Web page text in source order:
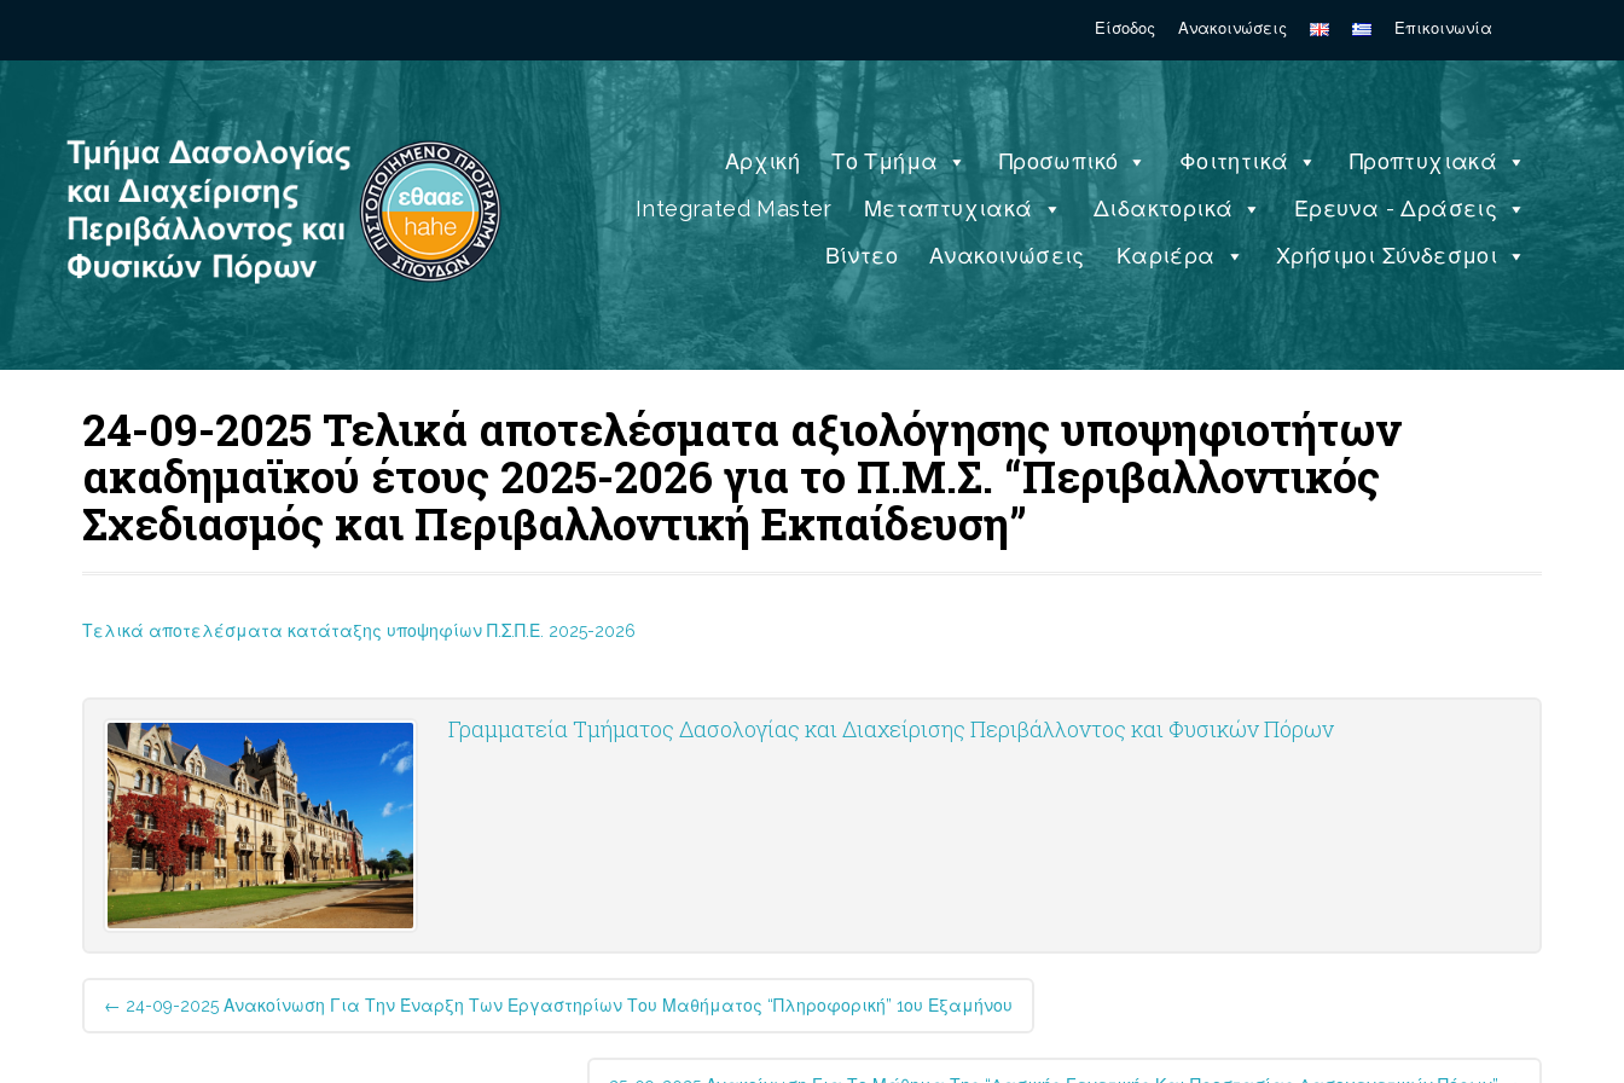
Είσοδος Ανακοινώσεις Επικοινωνία
Αρχική Το Τμήμα Προσωπικό Φοιτητικά
Προπτυχιακά
Integrated Master
Μεταπτυχιακά Διδακτορικά
Έρευνα - Δράσεις
Βίντεο
Ανακοινώσεις Καριέρα Χρήσιμοι Σύνδεσμοι
24-09-2025 Τελικά αποτελέσματα αξιολόγησης υποψηφιοτήτων
ακαδημαϊκού έτους 2025-2026 για το Π.Μ.Σ. “Περιβαλλοντικός
Σχεδιασμός και Περιβαλλοντική Εκπαίδευση”
Τελικά αποτελέσματα κατάταξης υποψηφίων Π.Σ.Π.Ε. 2025-2026
Γραμματεία Τμήματος Δασολογίας και Διαχείρισης Περιβάλλοντος και Φυσικών Πόρων
Post
navigation
← 24-09-2025 Ανακοίνωση Για Την Έναρξη Των Εργαστηρίων Του Μαθήματος “Πληροφορική” 1ου Εξαμήνου